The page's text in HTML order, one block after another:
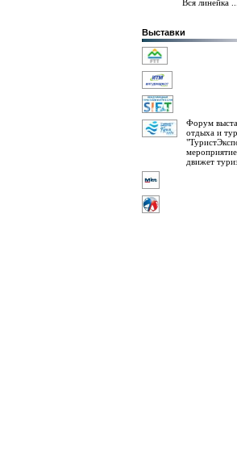
Вся линейка ...
Выставки
Форум
отдыха и
движет